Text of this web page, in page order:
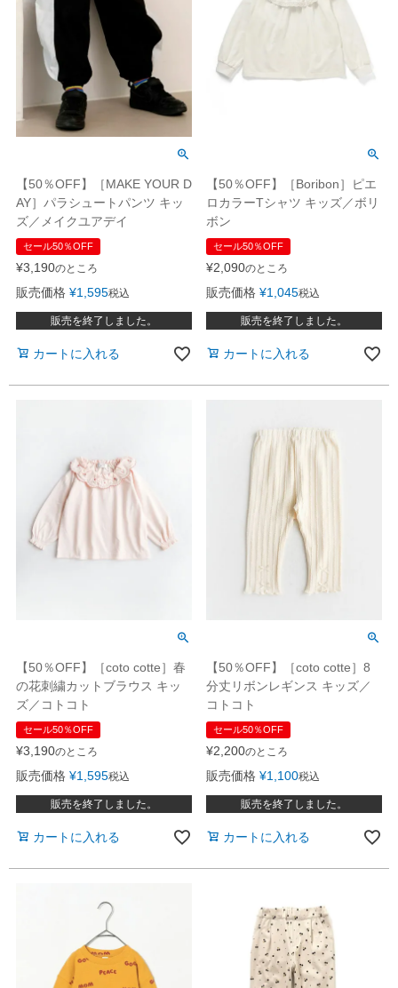
【50％OFF】［MAKE YOUR D
AY］パラシュートパンツ キッ
ズ／メイクユアデイ
セール50％OFF
¥3,190のところ
販売価格 ¥1,595税込
販売を終了しました。
カートに入れる
【50％OFF】［Boribon］ピエ
ロカラーTシャツ キッズ／ボリ
ボン
セール50％OFF
¥2,090のところ
販売価格 ¥1,045税込
販売を終了しました。
カートに入れる
【50％OFF】［coto cotte］春
の花刺繍カットブラウス キッ
ズ／コトコト
セール50％OFF
¥3,190のところ
販売価格 ¥1,595税込
販売を終了しました。
カートに入れる
【50％OFF】［coto cotte］8
分丈リボンレギンス キッズ／
コトコト
セール50％OFF
¥2,200のところ
販売価格 ¥1,100税込
販売を終了しました。
カートに入れる